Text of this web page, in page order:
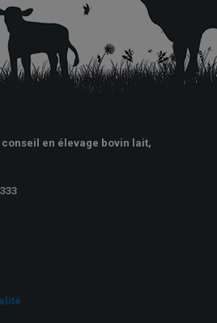
conseil en élevage bovin lait,